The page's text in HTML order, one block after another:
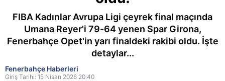
FIBA Kadınlar Avrupa Ligi çeyrek final maçında
Umana Reyer'i 79-64 yenen Spar Girona,
Fenerbahçe Opet'in yarı finaldeki rakibi oldu. İşte
detaylar...
Fenerbahçe Haberleri
Giriş Tarihi: 15 Nisan 2026 20:40